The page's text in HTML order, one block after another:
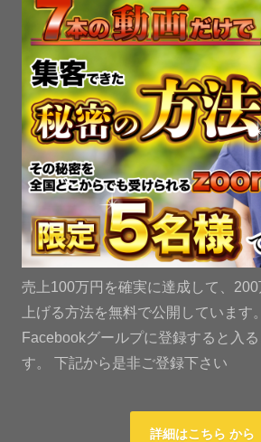
売上100万円を確実に達成して、
上げる方法を無料で公開しています
Facebookグールプに登録すると入
す。 下記から是非ご登録下さい
詳細はこちら から